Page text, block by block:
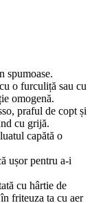
spumoase.
o furculiță sau cu
omogenă.
praful de copt și
cu grijă.
capătă o
ușor pentru a-i
cu hârtie de
friteuza ta cu aer